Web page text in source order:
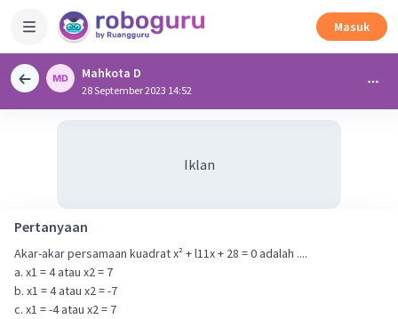
Masuk
Mahkota D
28 September 2023 14:52
Iklan
Pertanyaan
Akar-akar persamaan kuadrat x² + l11x + 28 = 0 adalah ....
a. x1 = 4 atau x2 = 7
b. x1 = 4 atau x2 = -7
c. x1 = -4 atau x2 = 7